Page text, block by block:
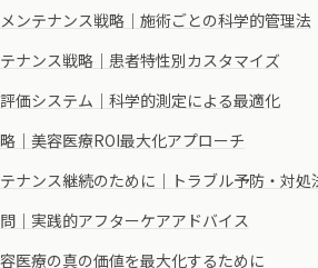
ンテナンス戦略｜施術ごとの科学的管理法
ナンス戦略｜患者特性別カスタマイズ
価システム｜科学的測定による最適化
｜美容医療ROI最大化アプローチ
ナンス継続のために｜トラブル予防・対処
｜実践的アフターケアアドバイス
医療の真の価値を最大化するために